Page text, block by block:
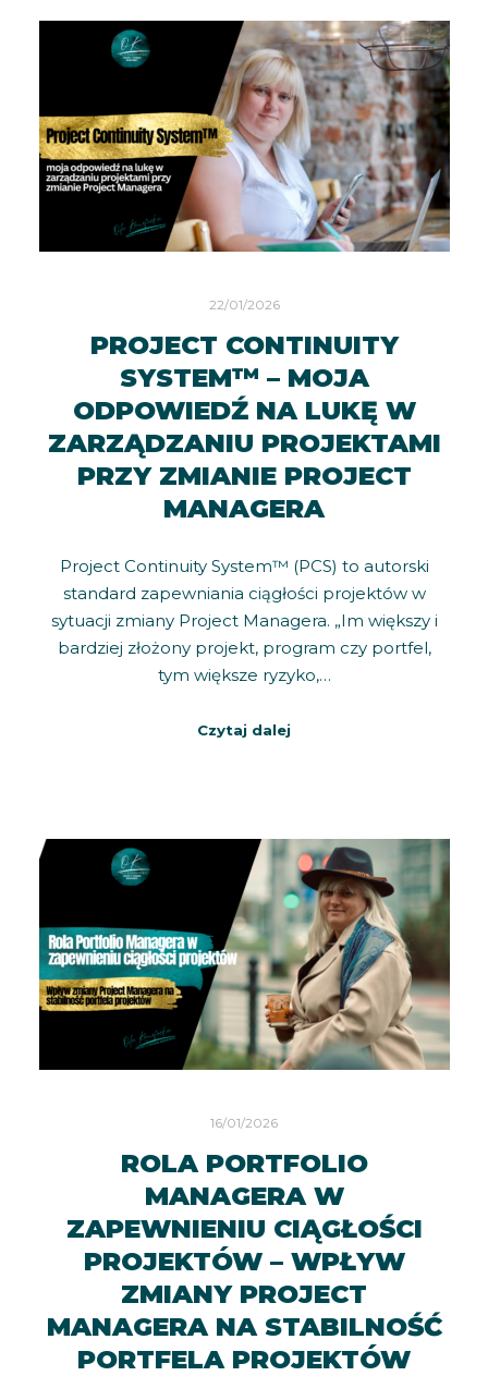
22/01/2026
PROJECT CONTINUITY
SYSTEM™ – MOJA
ODPOWIEDŹ NA LUKĘ W
ZARZĄDZANIU PROJEKTAMI
PRZY ZMIANIE PROJECT
MANAGERA
Project Continuity System™ (PCS) to autorski
standard zapewniania ciągłości projektów w
sytuacji zmiany Project Managera. „Im większy i
bardziej złożony projekt, program czy portfel,
tym większe ryzyko,…
Czytaj dalej
16/01/2026
ROLA PORTFOLIO
MANAGERA W
ZAPEWNIENIU CIĄGŁOŚCI
PROJEKTÓW – WPŁYW
ZMIANY PROJECT
MANAGERA NA STABILNOŚĆ
PORTFELA PROJEKTÓW